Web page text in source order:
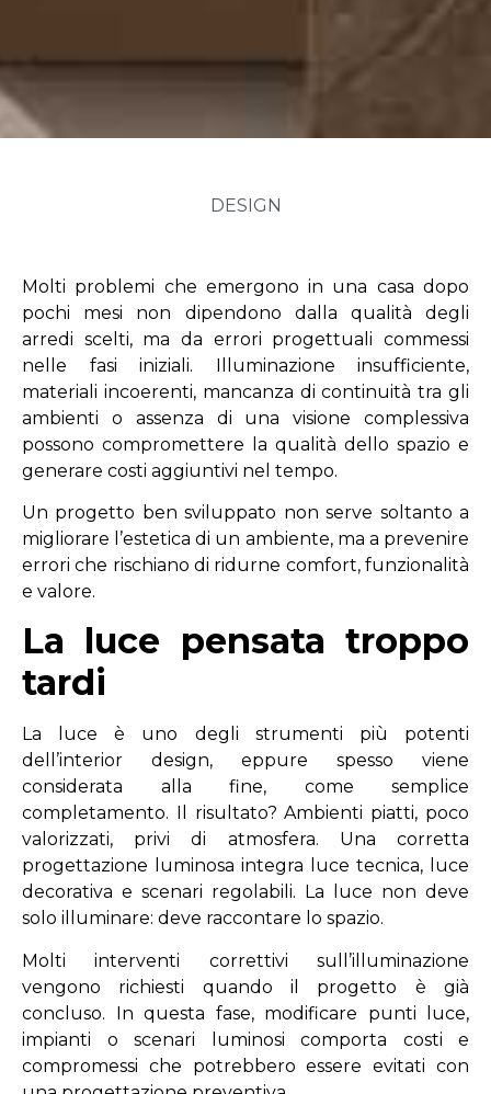
DESIGN
Molti problemi che emergono in una casa dopo
pochi mesi non dipendono dalla qualità degli
arredi scelti, ma da errori progettuali commessi
nelle fasi iniziali. Illuminazione insufficiente,
materiali incoerenti, mancanza di continuità tra gli
ambienti o assenza di una visione complessiva
possono compromettere la qualità dello spazio e
generare costi aggiuntivi nel tempo.
Un progetto ben sviluppato non serve soltanto a
migliorare l’estetica di un ambiente, ma a prevenire
errori che rischiano di ridurne comfort, funzionalità
e valore.
La luce pensata troppo
tardi
La luce è uno degli strumenti più potenti
dell’interior design, eppure spesso viene
considerata alla fine, come semplice
completamento. Il risultato? Ambienti piatti, poco
valorizzati, privi di atmosfera. Una corretta
progettazione luminosa integra luce tecnica, luce
decorativa e scenari regolabili. La luce non deve
solo illuminare: deve raccontare lo spazio.
Molti interventi correttivi sull’illuminazione
vengono richiesti quando il progetto è già
concluso. In questa fase, modificare punti luce,
impianti o scenari luminosi comporta costi e
compromessi che potrebbero essere evitati con